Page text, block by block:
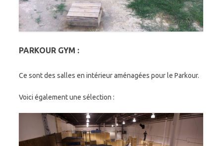
PARKOUR GYM :
Ce sont des salles en intérieur aménagées pour le Parkour.
Voici également une sélection :